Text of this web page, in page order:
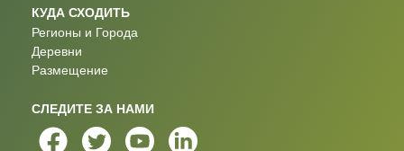
КУДА СХОДИТЬ
Регионы и Города
Деревни
Размещение
СЛЕДИТЕ ЗА НАМИ